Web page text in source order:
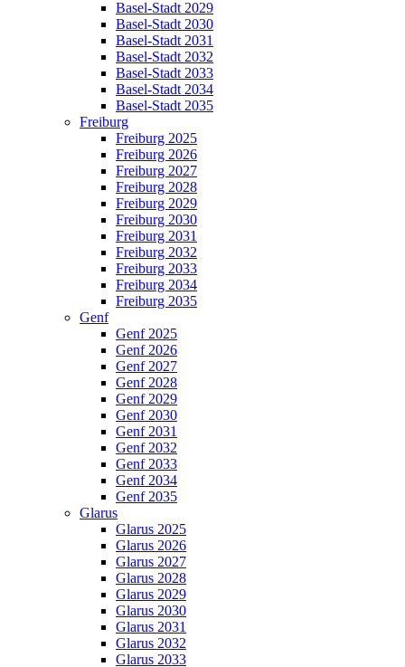
Basel-Stadt 2029
Basel-Stadt 2030
Basel-Stadt 2031
Basel-Stadt 2032
Basel-Stadt 2033
Basel-Stadt 2034
Basel-Stadt 2035
Freiburg
Freiburg 2025
Freiburg 2026
Freiburg 2027
Freiburg 2028
Freiburg 2029
Freiburg 2030
Freiburg 2031
Freiburg 2032
Freiburg 2033
Freiburg 2034
Freiburg 2035
Genf
Genf 2025
Genf 2026
Genf 2027
Genf 2028
Genf 2029
Genf 2030
Genf 2031
Genf 2032
Genf 2033
Genf 2034
Genf 2035
Glarus
Glarus 2025
Glarus 2026
Glarus 2027
Glarus 2028
Glarus 2029
Glarus 2030
Glarus 2031
Glarus 2032
Glarus 2033